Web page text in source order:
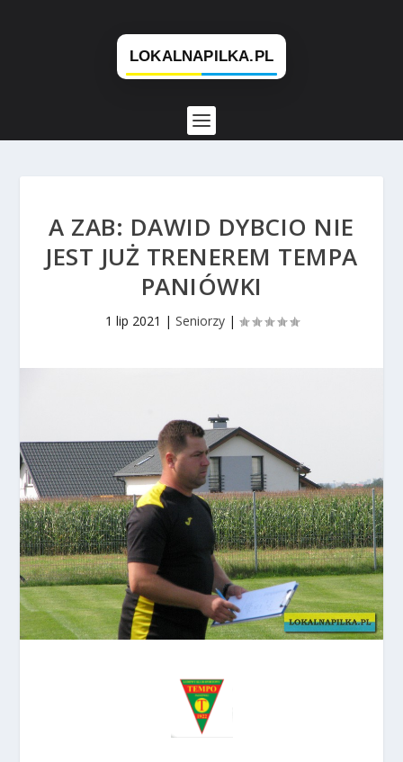
A ZAB: DAWID DYBCIO NIE
JEST JUŻ TRENEREM TEMPA
PANIÓWKI
1 lip 2021 | Seniorzy|